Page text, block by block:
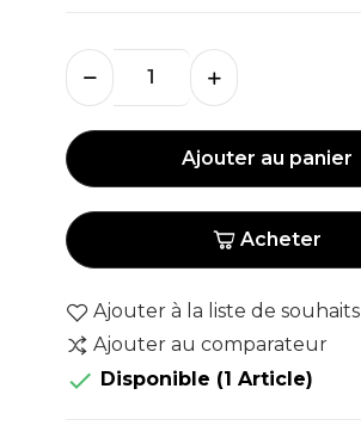
Ajouter au panier
Acheter
Ajouter à la liste de souhaits
Ajouter au comparateur
 Disponible (1 Article)